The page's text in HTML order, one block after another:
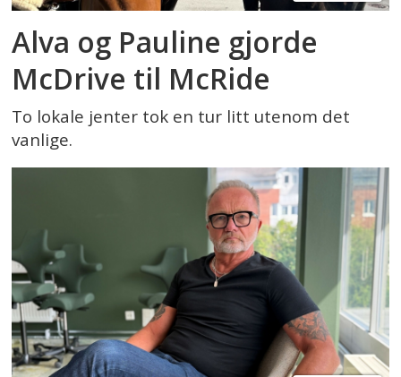
Alva og Pauline gjorde
McDrive til McRide
To lokale jenter tok en tur litt utenom det
vanlige.